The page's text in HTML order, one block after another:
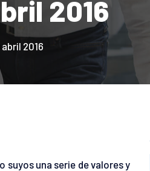
2016
2016
suyos una serie de valores y